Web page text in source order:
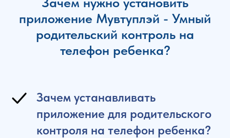
приложение Мувтуплэй - Умный
родительский контроль на
телефон ребенка?
Зачем устанавливать
приложение для родительского
контроля на телефон ребенка?